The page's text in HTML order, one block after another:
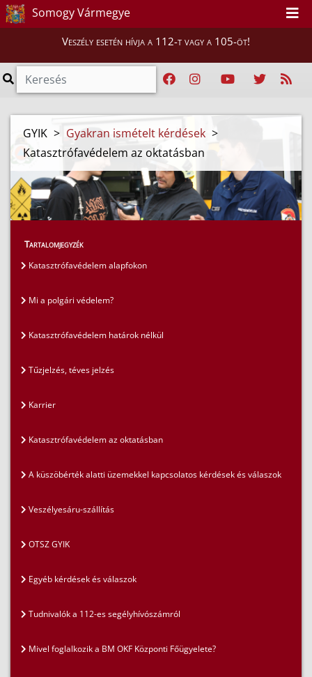
Somogy Vármegye
Veszély esetén hívja a 112-t vagy a 105-öt!
GYIK > Gyakran ismételt kérdések >
Katasztrófavédelem az oktatásban
Tartalomjegyzék
Katasztrófavédelem alapfokon
Mi a polgári védelem?
Katasztrófavédelem határok nélkül
Tűzjelzés, téves jelzés
Karrier
Katasztrófavédelem az oktatásban
A küszöbérték alatti üzemekkel kapcsolatos kérdések és válaszok
Veszélyesáru-szállítás
OTSZ GYIK
Egyéb kérdések és válaszok
Tudnivalók a 112-es segélyhívószámról
Mivel foglalkozik a BM OKF Központi Főügyelete?